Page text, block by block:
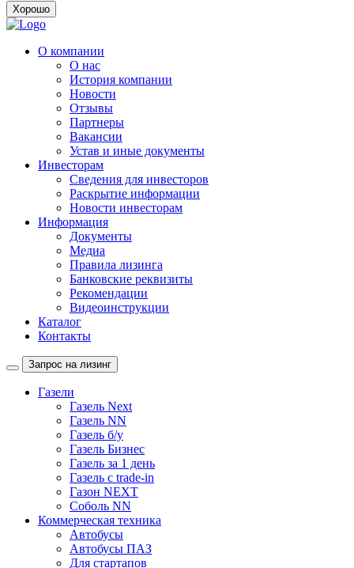
Хорошо
О компании
О нас
История компании
Новости
Отзывы
Партнеры
Вакансии
Устав и иные документы
Инвесторам
Сведения для инвесторов
Раскрытие информации
Новости инвесторам
Информация
Документы
Медиа
Правила лизинга
Банковские реквизиты
Рекомендации
Видеоинструкции
Каталог
Контакты
Запрос на лизинг
Газели
Газель Next
Газель NN
Газель б/у
Газель Бизнес
Газель за 1 день
Газель с trade-in
Газон NEXT
Соболь NN
Коммерческая техника
Автобусы
Автобусы ПАЗ
Для стартапов